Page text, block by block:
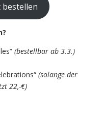
(bestellbar ab 3.3.)
(solange der
22,-€)